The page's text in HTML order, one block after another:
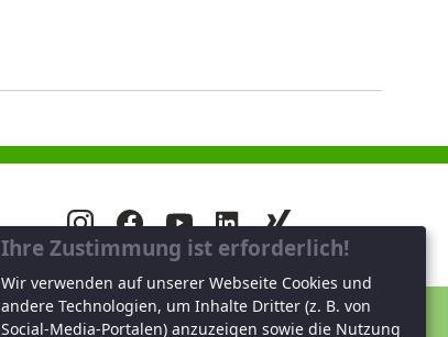
Ihre Zustimmung ist erforderlich!
Wir verwenden auf unserer Webseite Cookies und
andere Technologien, um Inhalte Dritter (z. B. von
Social-Media-Portalen) anzuzeigen sowie die Nutzung